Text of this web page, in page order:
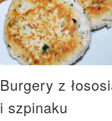
Burgery z
i szpinaku